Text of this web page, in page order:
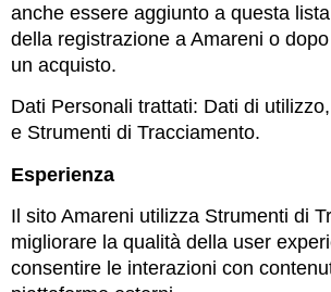
anche essere aggiunto a questa
della registrazione a Amareni o
un acquisto.
Dati Personali trattati: Dati di
e Strumenti di Tracciamento.
Esperienza
Il sito Amareni utilizza Strumenti di
migliorare la qualità della user
consentire le interazioni con